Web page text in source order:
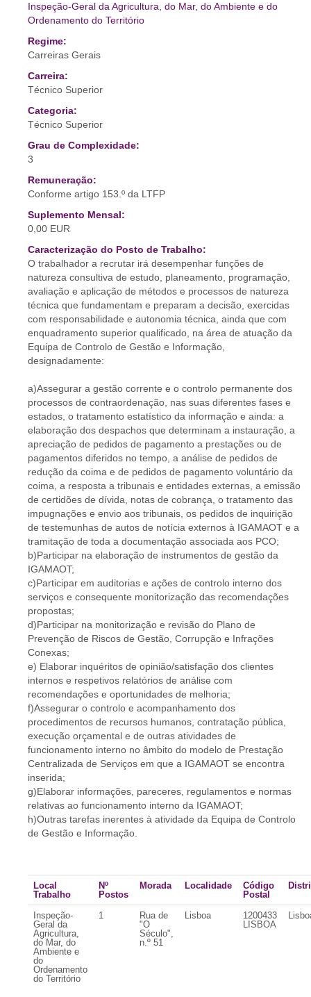
Inspeção-Geral da Agricultura, do Mar, do Ambiente e do
Ordenamento do Território
Regime:
Carreiras Gerais
Carreira:
Técnico Superior
Categoria:
Técnico Superior
Grau de Complexidade:
3
Remuneração:
Conforme artigo 153.º da LTFP
Suplemento Mensal:
0,00 EUR
Caracterização do Posto de Trabalho:
O trabalhador a recrutar irá desempenhar funções de
natureza consultiva de estudo, planeamento, programação,
avaliação e aplicação de métodos e processos de natureza
técnica que fundamentam e preparam a decisão, exercidas
com responsabilidade e autonomia técnica, ainda que com
enquadramento superior qualificado, na área de atuação da
Equipa de Controlo de Gestão e Informação,
designadamente:
a)Assegurar a gestão corrente e o controlo permanente dos
processos de contraordenação, nas suas diferentes fases e
estados, o tratamento estatístico da informação e ainda: a
elaboração dos despachos que determinam a instauração, a
apreciação de pedidos de pagamento a prestações ou de
pagamentos diferidos no tempo, a análise de pedidos de
redução da coima e de pedidos de pagamento voluntário da
coima, a resposta a tribunais e entidades externas, a emissão
de certidões de dívida, notas de cobrança, o tratamento das
impugnações e envio aos tribunais, os pedidos de inquirição
de testemunhas de autos de notícia externos à IGAMAOT e a
tramitação de toda a documentação associada aos PCO;
b)Participar na elaboração de instrumentos de gestão da
IGAMAOT;
c)Participar em auditorias e ações de controlo interno dos
serviços e consequente monitorização das recomendações
propostas;
d)Participar na monitorização e revisão do Plano de
Prevenção de Riscos de Gestão, Corrupção e Infrações
Conexas;
e) Elaborar inquéritos de opinião/satisfação dos clientes
internos e respetivos relatórios de análise com
recomendações e oportunidades de melhoria;
f)Assegurar o controlo e acompanhamento dos
procedimentos de recursos humanos, contratação pública,
execução orçamental e de outras atividades de
funcionamento interno no âmbito do modelo de Prestação
Centralizada de Serviços em que a IGAMAOT se encontra
inserida;
g)Elaborar informações, pareceres, regulamentos e normas
relativas ao funcionamento interno da IGAMAOT;
h)Outras tarefas inerentes à atividade da Equipa de Controlo
de Gestão e Informação.
Local
Trabalho
Nº
Postos
Morada Localidade
Código
Postal
Inspeção-
Geral da
Agricultura,
do Mar, do
Ambiente e
do
Ordenamento
do Território
1
Rua de
"O
Século",
n.º 51
Lisboa
1200433
LISBOA